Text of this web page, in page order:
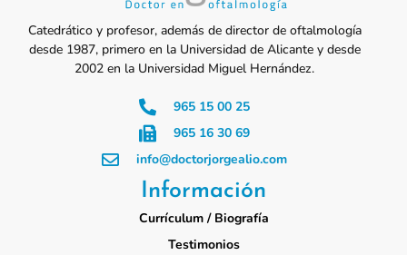
Catedrático y profesor, además de director de oftalmología
desde 1987, primero en la Universidad de Alicante y desde
2002 en la Universidad Miguel Hernández.
965 15 00 25
965 16 30 69
info@doctorjorgealio.com
Información
Currículum / Biografía
Testimonios